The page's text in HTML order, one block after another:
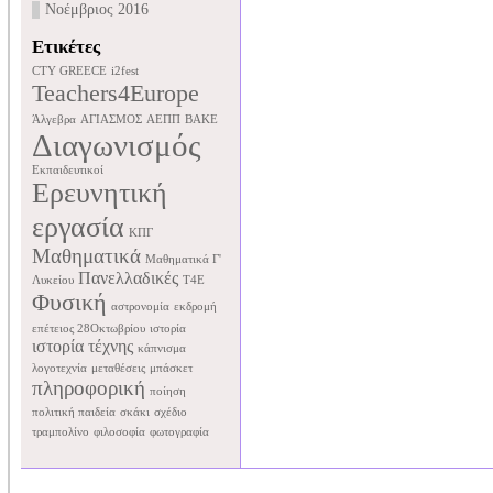
Νοέμβριος 2016
Ετικέτες
CTY GREECE i2fest
Teachers4Europe
Άλγεβρα ΑΓΙΑΣΜΟΣ ΑΕΠΠ ΒΑΚΕ
Διαγωνισμός
Εκπαιδευτικοί
Ερευνητική
εργασία ΚΠΓ
Μαθηματικά Μαθηματικά Γ'
Λυκείου Πανελλαδικές Τ4Ε
Φυσική αστρονομία εκδρομή
επέτειος 28Οκτωβρίου ιστορία
ιστορία τέχνης κάπνισμα
λογοτεχνία μεταθέσεις μπάσκετ
πληροφορική ποίηση
πολιτική παιδεία σκάκι σχέδιο
τραμπολίνο φιλοσοφία φωτογραφία